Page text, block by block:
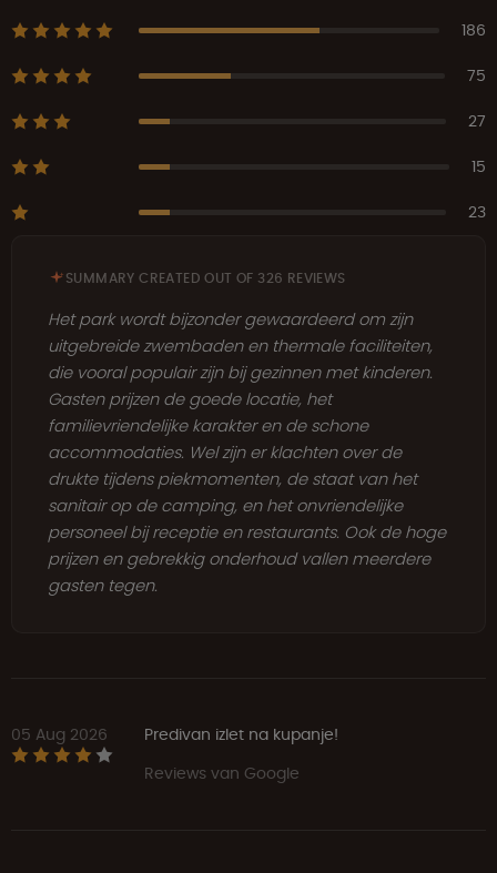
186
75
27
15
23
SUMMARY CREATED OUT OF 326 REVIEWS
Het park wordt bijzonder gewaardeerd om zijn
uitgebreide zwembaden en thermale faciliteiten,
die vooral populair zijn bij gezinnen met kinderen.
Gasten prijzen de goede locatie, het
familievriendelijke karakter en de schone
accommodaties. Wel zijn er klachten over de
drukte tijdens piekmomenten, de staat van het
sanitair op de camping, en het onvriendelijke
personeel bij receptie en restaurants. Ook de hoge
prijzen en gebrekkig onderhoud vallen meerdere
gasten tegen.
05 Aug 2026
Predivan izlet na kupanje!
Reviews van Google